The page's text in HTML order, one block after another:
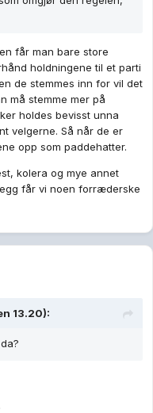
får man bare store
holdningene til et parti
de stemmes inn for vil det
må stemme mer på
holdes bevisst unna
velgerne. Så når de er
opp som paddehatter.
kolera og mye annet
får vi noen forræderske
13.20):